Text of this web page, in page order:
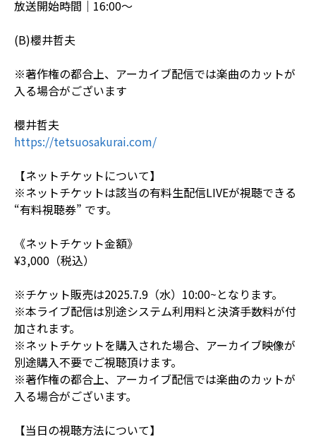
放送開始時間｜16:00〜
(B)櫻井哲夫
※著作権の都合上、アーカイブ配信では楽曲のカットが
入る場合がございます
櫻井哲夫
https://tetsuosakurai.com/
【ネットチケットについて】
※ネットチケットは該当の有料生配信LIVEが視聴できる
“有料視聴券” です。
《ネットチケット金額》
¥3,000（税込）
※チケット販売は2025.7.9（水）10:00~となります。
※本ライブ配信は別途システム利用料と決済手数料が付
加されます。
※ネットチケットを購入された場合、アーカイブ映像が
別途購入不要でご視聴頂けます。
※著作権の都合上、アーカイブ配信では楽曲のカットが
入る場合がございます。
【当日の視聴方法について】